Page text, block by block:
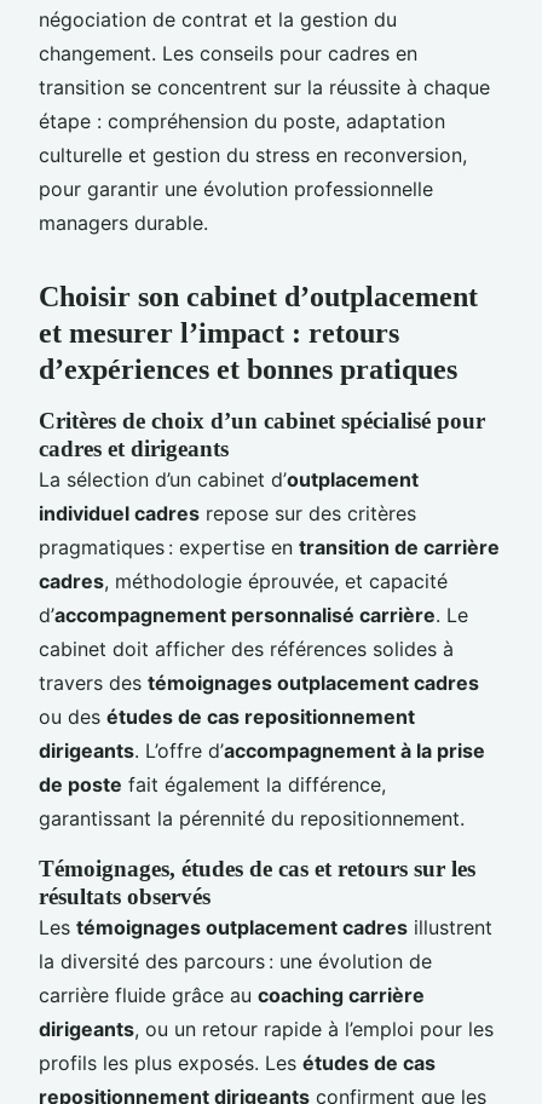
négociation de contrat et la gestion du
changement. Les conseils pour cadres en
transition se concentrent sur la réussite à chaque
étape : compréhension du poste, adaptation
culturelle et gestion du stress en reconversion,
pour garantir une évolution professionnelle
managers durable.
Choisir son cabinet d’outplacement
et mesurer l’impact : retours
d’expériences et bonnes pratiques
Critères de choix d’un cabinet spécialisé pour
cadres et dirigeants
La sélection d’un cabinet d’outplacement
individuel cadres repose sur des critères
pragmatiques : expertise en transition de carrière
cadres, méthodologie éprouvée, et capacité
d’accompagnement personnalisé carrière. Le
cabinet doit afficher des références solides à
travers des témoignages outplacement cadres
ou des études de cas repositionnement
dirigeants. L’offre d’accompagnement à la prise
de poste fait également la différence,
garantissant la pérennité du repositionnement.
Témoignages, études de cas et retours sur les
résultats observés
Les témoignages outplacement cadres illustrent
la diversité des parcours : une évolution de
carrière fluide grâce au coaching carrière
dirigeants, ou un retour rapide à l’emploi pour les
profils les plus exposés. Les études de cas
repositionnement dirigeants confirment que les